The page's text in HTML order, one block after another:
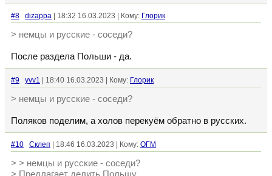
#8 dizappa | 18:32 16.03.2023 | Кому: Глорик
> немцы и русские - соседи?
После раздела Польши - да.
#9 yvv1 | 18:40 16.03.2023 | Кому: Глорик
> немцы и русские - соседи?
Поляков поделим, а холов перекуём обратно в русских.
#10 Склеп | 18:46 16.03.2023 | Кому: ОГМ
> > немцы и русские - соседи?